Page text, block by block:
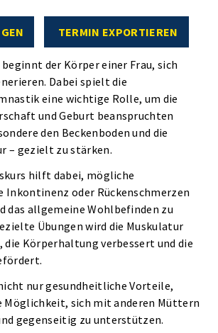
TERMIN EXPORTIEREN
der Körper einer Frau, sich
Dabei spielt die
eine wichtige Rolle, um die
und Geburt beanspruchten
den Beckenboden und die
– gezielt zu stärken.
hilft dabei, mögliche
Inkontinenz oder Rückenschmerzen
das allgemeine Wohlbefinden zu
Übungen wird die Muskulatur
Körperhaltung verbessert und die
nur gesundheitliche Vorteile,
Möglichkeit, sich mit anderen Müttern
gegenseitig zu unterstützen.